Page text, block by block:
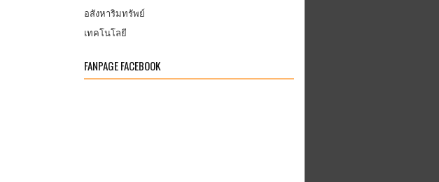
อสังหาริมทรัพย์
เทคโนโลยี
FANPAGE FACEBOOK